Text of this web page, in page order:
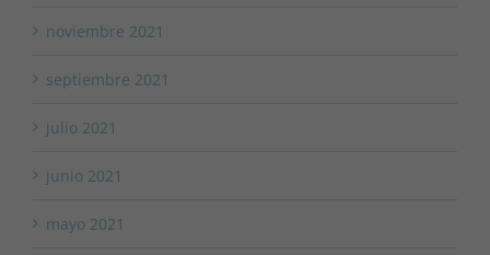
noviembre 2021
septiembre 2021
julio 2021
junio 2021
mayo 2021